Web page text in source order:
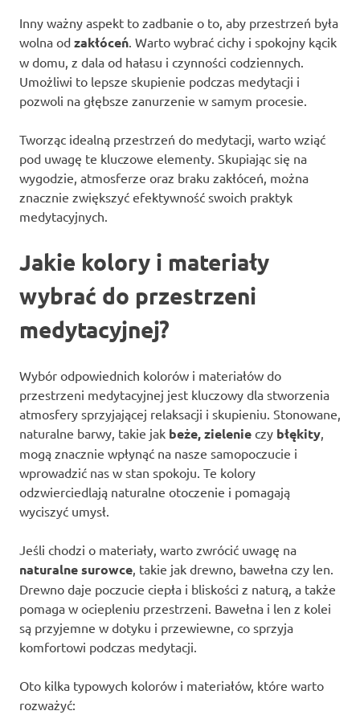
Inny ważny aspekt to zadbanie o to, aby przestrzeń była
wolna od zakłóceń . Warto wybrać cichy i spokojny kącik
w domu, z dala od hałasu i czynności codziennych.
Umożliwi to lepsze skupienie podczas medytacji i
pozwoli na głębsze zanurzenie w samym procesie.
Tworząc idealną przestrzeń do medytacji, warto wziąć
pod uwagę te kluczowe elementy. Skupiając się na
wygodzie, atmosferze oraz braku zakłóceń, można
znacznie zwiększyć efektywność swoich praktyk
medytacyjnych.
Jakie kolory i materiały
wybrać do przestrzeni
medytacyjnej?
Wybór odpowiednich kolorów i materiałów do
przestrzeni medytacyjnej jest kluczowy dla stworzenia
atmosfery sprzyjającej relaksacji i skupieniu. Stonowane,
naturalne barwy, takie jak beże, zielenie czy błękity
mogą znacznie wpłynąć na nasze samopoczucie i
wprowadzić nas w stan spokoju. Te kolory
odzwierciedlają naturalne otoczenie i pomagają
wyciszyć umysł.
Jeśli chodzi o materiały, warto zwrócić uwagę na
naturalne surowce , takie jak drewno, bawełna czy len.
Drewno daje poczucie ciepła i bliskości z naturą, a także
pomaga w ociepleniu przestrzeni. Bawełna i len z kolei
są przyjemne w dotyku i przewiewne, co sprzyja
komfortowi podczas medytacji.
Oto kilka typowych kolorów i materiałów, które warto
rozważyć: